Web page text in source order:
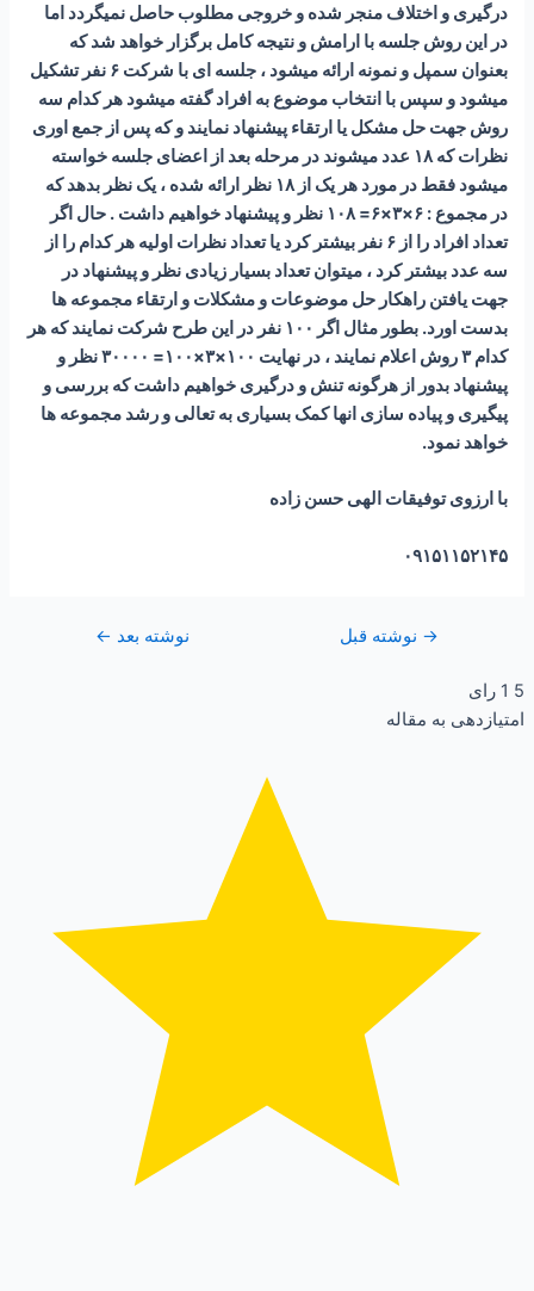
درگیری و اختلاف منجر شده و خروجی مطلوب حاصل نمیگردد اما
در این روش جلسه با ارامش و نتیجه کامل برگزار خواهد شد که
بعنوان سمپل و نمونه ارائه میشود ، جلسه ای با شرکت ۶ نفر تشکیل
میشود و سپس با انتخاب موضوع به افراد گفته میشود هر کدام سه
روش جهت حل مشکل یا ارتقاء پیشنهاد نمایند و که پس از جمع اوری
نظرات که ۱۸ عدد میشوند در مرحله بعد از اعضای جلسه خواسته
میشود فقط در مورد هر یک از ۱۸ نظر ارائه شده ، یک نظر بدهد که
در مجموع : ۶×۳×۶= ۱۰۸ نظر و پیشنهاد خواهیم داشت . حال اگر
تعداد افراد را از ۶ نفر بیشتر کرد یا تعداد نظرات اولیه هر کدام را از
سه عدد بیشتر کرد ، میتوان تعداد بسیار زیادی نظر و پیشنهاد در
جهت یافتن راهکار حل موضوعات و مشکلات و ارتقاء مجموعه ها
بدست اورد. بطور مثال اگر ۱۰۰ نفر در این طرح شرکت نمایند که هر
کدام ۳ روش اعلام نمایند ، در نهایت ۱۰۰×۳×۱۰۰= ۳۰۰۰۰ نظر و
پیشنهاد بدور از هرگونه تنش و درگیری خواهیم داشت که بررسی و
پیگیری و پیاده سازی انها کمک بسیاری به تعالی و رشد مجموعه ها
خواهد نمود.
با ارزوی توفیقات الهی حسن زاده
۰۹۱۵۱۱۵۲۱۴۵
→ نوشته قبل نوشته بعد ←
5
1 رای
امتیازدهی به مقاله